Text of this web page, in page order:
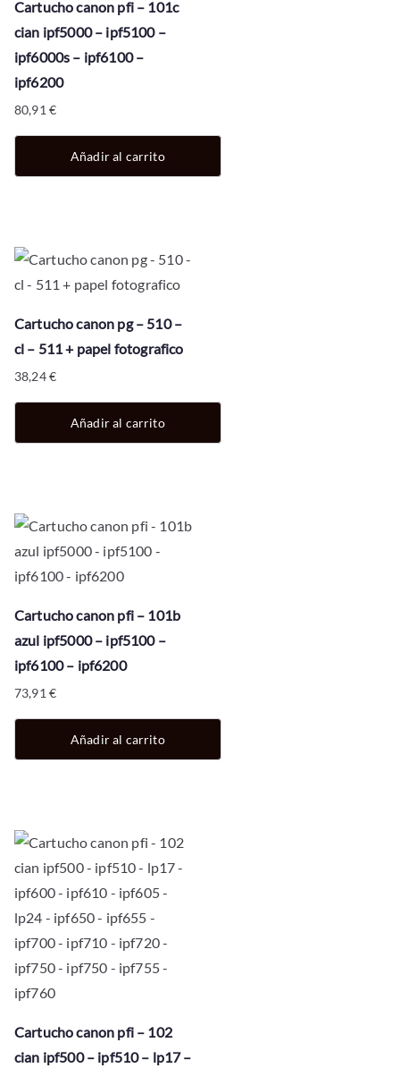
Cartucho canon pfi – 101c
cian ipf5000 – ipf5100 –
ipf6000s – ipf6100 –
ipf6200
80,91 €
Añadir al carrito
Cartucho canon pg – 510 –
cl – 511 + papel fotografico
38,24€
Añadir al carrito
Cartucho canon pfi – 101b
azul ipf5000 – ipf5100 –
ipf6100 – ipf6200
73,91 €
Añadir al carrito
Cartucho canon pfi – 102
cian ipf500 – ipf510 – lp17 –